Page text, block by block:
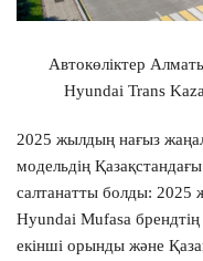
Автокөліктер
Hyundai Trans
2025 жылдың нағыз
модельдің
салтанатты болды: 2025
Hyundai Mufasa брендтің
екінші орынды және